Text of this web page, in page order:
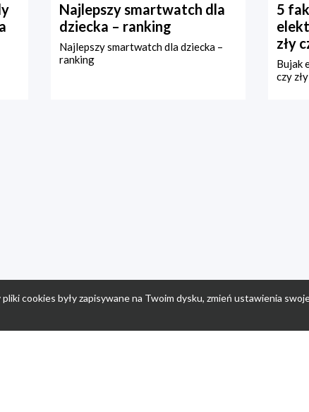
Najlepszy smartwatch dla
dziecka – ranking
Najlepszy smartwatch dla dziecka –
ranking
5
zły
Bujak
czy
cookies były zapisywane na Twoim dysku, zmień ustawienia